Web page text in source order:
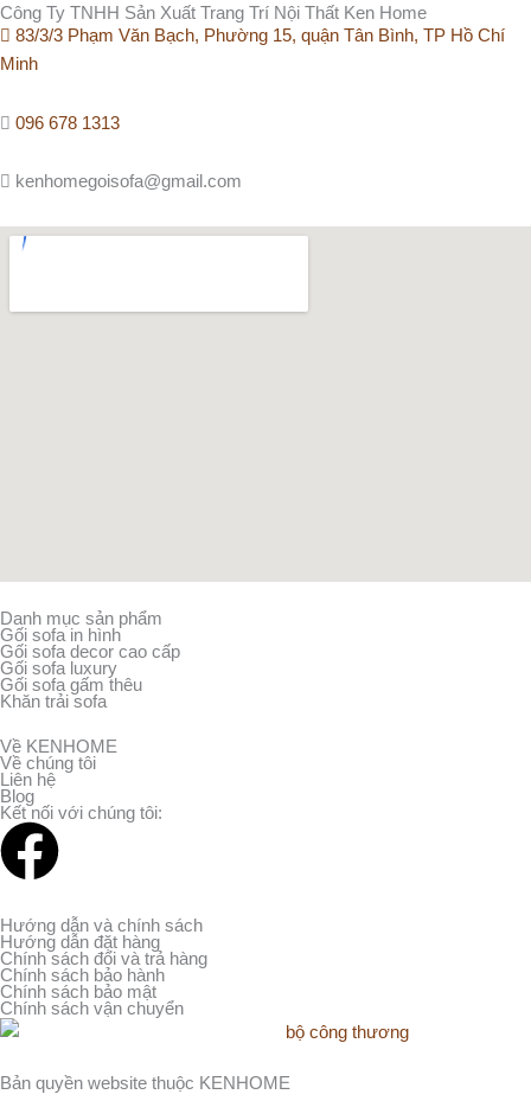
Công Ty TNHH Sản Xuất Trang Trí Nội Thất Ken Home
83/3/3 Phạm Văn Bạch, Phường 15, quận Tân Bình, TP Hồ Chí
Minh
096 678 1313
kenhomegoisofa@gmail.com
Danh mục sản phẩm
Gối sofa in hình
Gối sofa decor cao cấp
Gối sofa luxury
Gối sofa gấm thêu
Khăn trải sofa
Về KENHOME
Về chúng tôi
Liên hệ
Blog
Kết nối với chúng tôi:
F
a
c
e
b
Hướng dẫn và chính sách
Hướng dẫn đặt hàng
Chính sách đổi và trả hàng
Chính sách bảo hành
Chính sách bảo mật
Chính sách vận chuyển
Bản quyền website thuộc KENHOME